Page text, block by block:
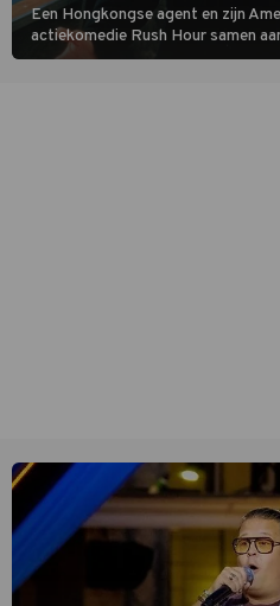
Een Hongkongse agent en zijn
actiekomedie Rush Hour samen
van een leien dakje.